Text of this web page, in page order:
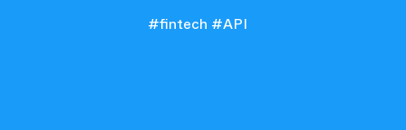
#fintech #API